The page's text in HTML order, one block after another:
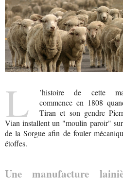
L
’histoire de cette
commence en 1808
Tiran et son gendre
Vian installent un "moulin paroir"
de la Sorgue afin de fouler
étoffes.
Une manufacture